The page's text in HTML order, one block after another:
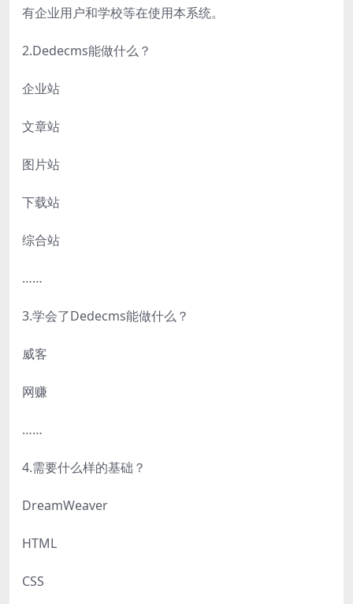
有企业用户和学校等在使用本系统。
2.Dedecms能做什么？
企业站
文章站
图片站
下载站
综合站
……
3.学会了Dedecms能做什么？
威客
网赚
……
4.需要什么样的基础？
DreamWeaver
HTML
CSS